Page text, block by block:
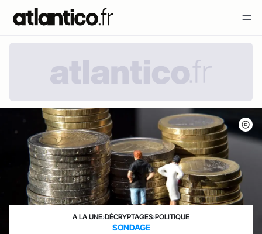
A LA UNE›DÉCRYPTAGES›POLITIQUE
SONDAGE